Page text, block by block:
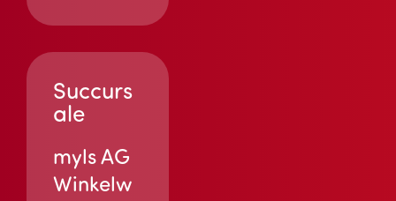
Succurs
ale
myls AG
Winkelw